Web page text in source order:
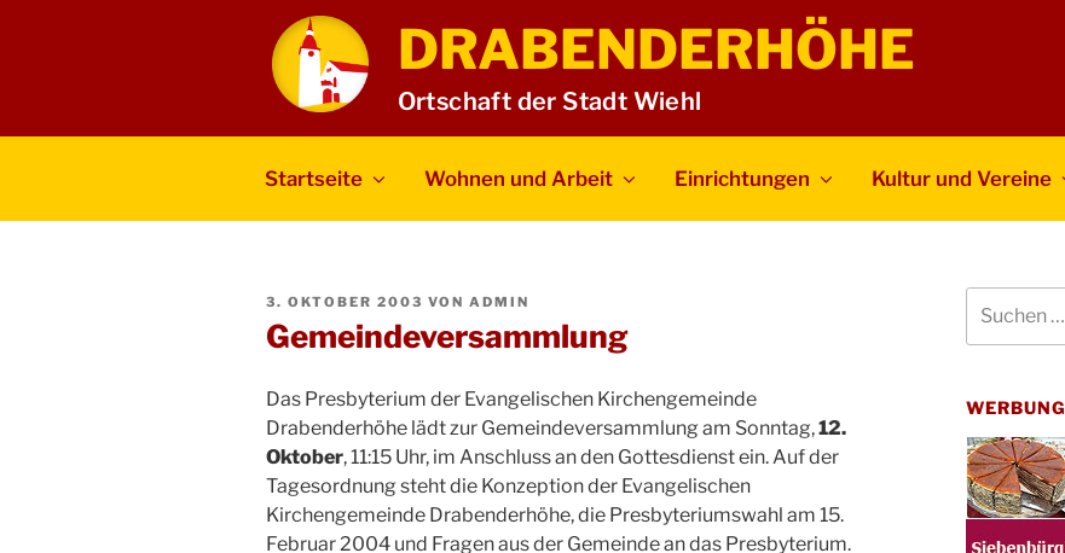
DRABENDERHÖHE
Ortschaft der Stadt Wiehl
Startseite Wohnen und Arbeit Einrichtungen Kultur und Vereine
VERÖFFENTLICHT
3. OKTOBER 2003 VON ADMIN
Gemeindeversammlung
Das Presbyterium der Evangelischen Kirchengemeinde
Drabenderhöhe lädt zur Gemeindeversammlung am Sonntag,12.
Oktober, 11:15 Uhr, im Anschluss an den Gottesdienst ein. Auf der
Tagesordnung steht die Konzeption der Evangelischen
Kirchengemeinde Drabenderhöhe, die Presbyteriumswahl am 15.
Februar 2004 und Fragen aus der Gemeinde an das Presbyterium.
nach:
WERBUNG